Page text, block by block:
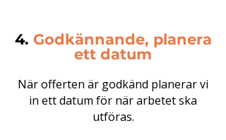
4. Godkännande, planera
ett datum
När offerten är godkänd planerar vi
in ett datum för när arbetet ska
utföras.